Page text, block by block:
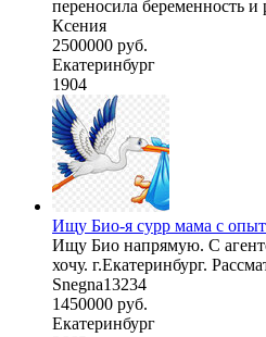
переносила беременность
Ксения
2500000 руб.
Екатеринбург
1904
Ищу Био-я сурр мама с
Ищу Био напрямую. С
хочу. г.Екатеринбург.
Snegna13234
1450000 руб.
Екатеринбург